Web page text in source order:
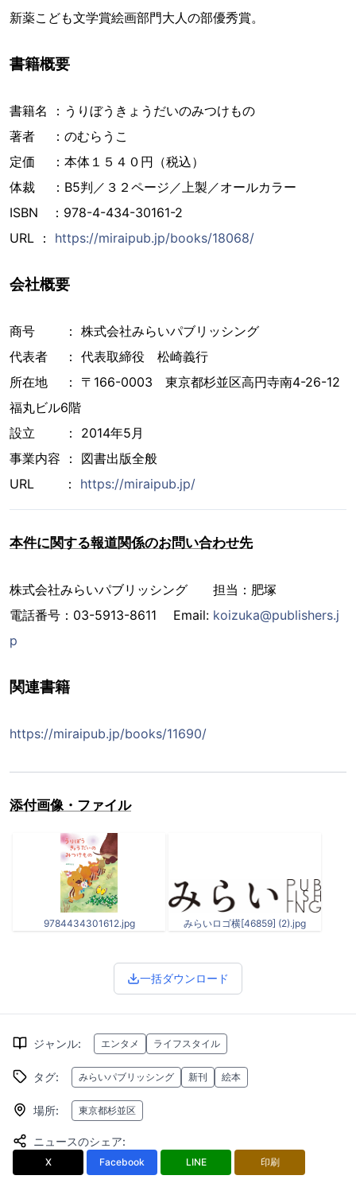
新薬こども文学賞絵画部門大人の部優秀賞。
書籍概要
書籍名 ：うりぼうきょうだいのみつけもの
著者 ：のむらうこ
定価 ：本体１５４０円（税込）
体裁 ：B5判／３２ページ／上製／オールカラー
ISBN ：978-4-434-30161-2
URL ： https://miraipub.jp/books/18068/
会社概要
商号 ： 株式会社みらいパブリッシング
代表者 ： 代表取締役 松崎義行
所在地 ： 〒166-0003 東京都杉並区高円寺南4-26-12
福丸ビル6階
設立 ： 2014年5月
事業内容 ： 図書出版全般
URL ： https://miraipub.jp/
本件に関する報道関係のお問い合わせ先
株式会社みらいパブリッシング 担当：肥塚
電話番号：03-5913-8611 Email: koizuka@publishers.j
p
関連書籍
https://miraipub.jp/books/11690/
添付画像・ファイル
9784434301612.jpg みらいロゴ横[46859] (2).jpg
一括ダウンロード
ジャンル: エンタメ ライフスタイル
タグ: みらいパブリッシング 新刊 絵本
場所: 東京都杉並区
ニュースのシェア:
X Facebook LINE 印刷